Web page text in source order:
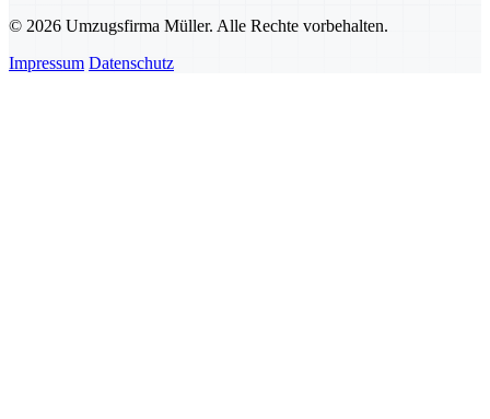
© 2026 Umzugsfirma Müller. Alle Rechte vorbehalten.
Impressum Datenschutz